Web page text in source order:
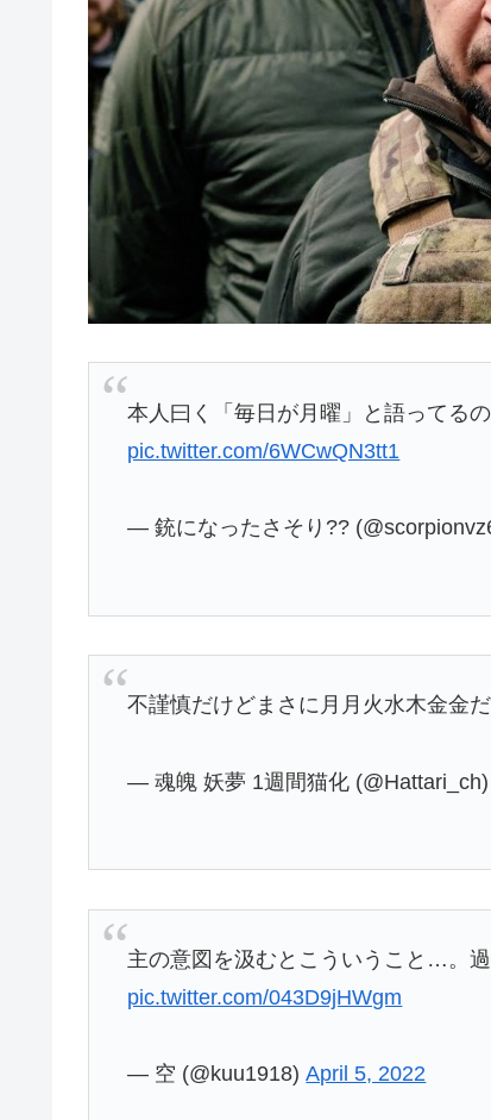
本人曰く「毎日が月曜」と語ってる
pic.twitter.com/6WCwQN3tt1
— 銃になったさそり??
不謹慎だけどまさに月月火水木金金
— 魂魄 妖夢 1週間猫化
主の意図を汲むとこういうこと…。
pic.twitter.com/043D9jHWgm
— 空 (@kuu1918)April 5, 2022